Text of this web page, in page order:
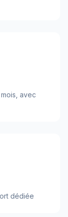
avec
dédiée